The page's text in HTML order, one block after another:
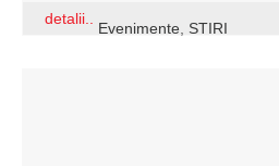
detalii..
Evenimente STIRI